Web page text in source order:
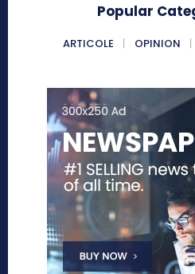
Popular
ARTICOLE OPINION